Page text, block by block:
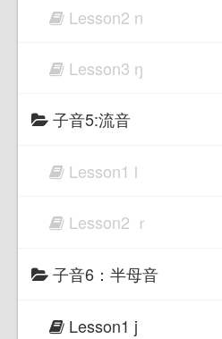
Lesson2 n
Lesson3 ŋ
子音5:流音
Lesson1 l
Lesson2 ｒ
子音6：半母音
Lesson1 j